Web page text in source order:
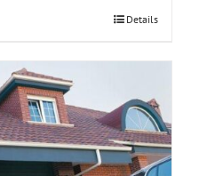
Details